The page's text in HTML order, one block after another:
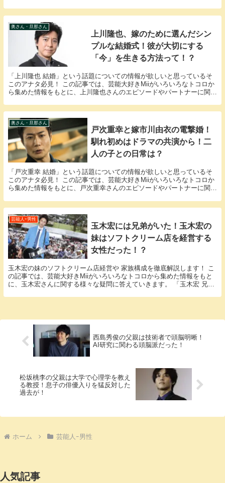
奥さん・旦那さん
上川隆也、嫁のために選んだシン
プルな結婚式！彼が大切にする
「今」を生きる方法って！？
「上川隆也 結婚」という話題についての情報が欲しいと思っているそ
このアナタ必見！ この記事では、芸能大好きMiiがいろいろなトコロか
ら集めた情報をもとに、上川隆也さんのエピソードやパートナーに関す
奥さん・旦那さん
戸次重幸と嫁市川由衣の電撃婚！
馴れ初めはドラマの共演から！二
人の子との日常は？
「戸次重幸 結婚」という話題についての情報が欲しいと思っているそ
このアナタ必見！ この記事では、芸能大好きMiiがいろいろなトコロか
ら集めた情報をもとに、戸次重幸さんのエピソードやパートナーに関す
芸能人ｰ男性
玉木宏には兄弟がいた！玉木宏の
妹はソフトクリーム店を経営する
女性だった！？
玉木宏の妹のソフトクリーム店経営や 家族構成を徹底解説します！ こ
の記事では、芸能大好きMiiがいろいろなトコロから集めた情報をもと
に、玉木宏さんに関する様々な疑問に答えていきます。 「玉木宏 兄
西島秀俊の父親は技術者で頭脳明晰！
AI研究に関わる頭脳派だった！
松坂桃李の父親は大学で心理学を教え
る教授！息子の俳優入りを猛反対した
過去が！
ホーム 芸能人ｰ男性
人気記事